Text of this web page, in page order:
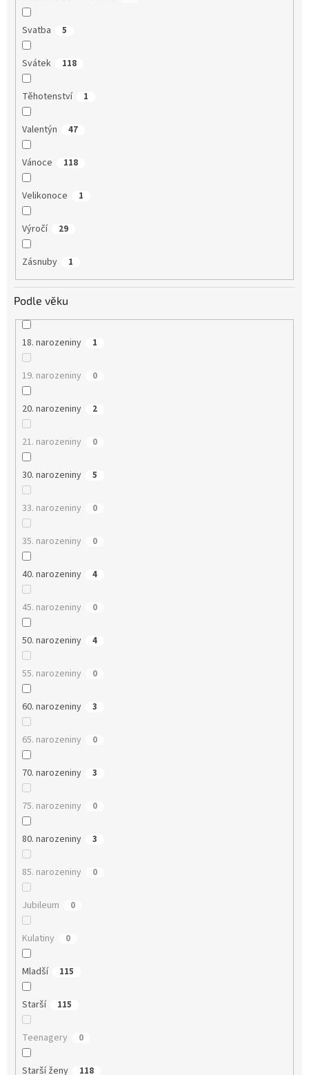
Svatba 5
Svátek 118
Těhotenství 1
Valentýn 47
Vánoce 118
Velikonoce 1
Výročí 29
Zásnuby 1
Podle věku
18. narozeniny 1
19. narozeniny 0
20. narozeniny 2
21. narozeniny 0
30. narozeniny 5
33. narozeniny 0
35. narozeniny 0
40. narozeniny 4
45. narozeniny 0
50. narozeniny 4
55. narozeniny 0
60. narozeniny 3
65. narozeniny 0
70. narozeniny 3
75. narozeniny 0
80. narozeniny 3
85. narozeniny 0
Jubileum 0
Kulatiny 0
Mladší 115
Starší 115
Teenagery 0
Starší ženy 118